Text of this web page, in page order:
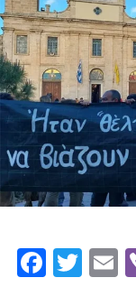
F
T
E